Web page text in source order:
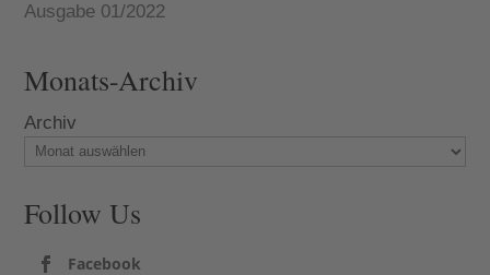
Ausgabe 01/2022
Monats-Archiv
Archiv
Follow Us
Facebook